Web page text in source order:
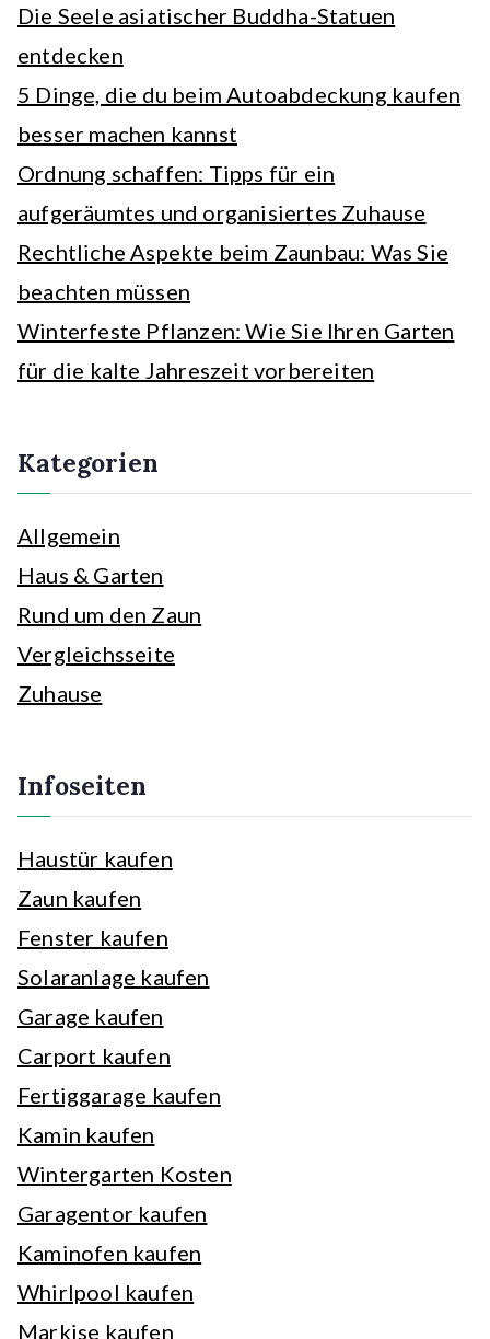
Die Seele asiatischer Buddha-Statuen
entdecken
5 Dinge, die du beim Autoabdeckung kaufen
besser machen kannst
Ordnung schaffen: Tipps für ein
aufgeräumtes und organisiertes Zuhause
Rechtliche Aspekte beim Zaunbau: Was Sie
beachten müssen
Winterfeste Pflanzen: Wie Sie Ihren Garten
für die kalte Jahreszeit vorbereiten
Kategorien
Allgemein
Haus & Garten
Rund um den Zaun
Vergleichsseite
Zuhause
Infoseiten
Haustür kaufen
Zaun kaufen
Fenster kaufen
Solaranlage kaufen
Garage kaufen
Carport kaufen
Fertiggarage kaufen
Kamin kaufen
Wintergarten Kosten
Garagentor kaufen
Kaminofen kaufen
Whirlpool kaufen
Markise kaufen